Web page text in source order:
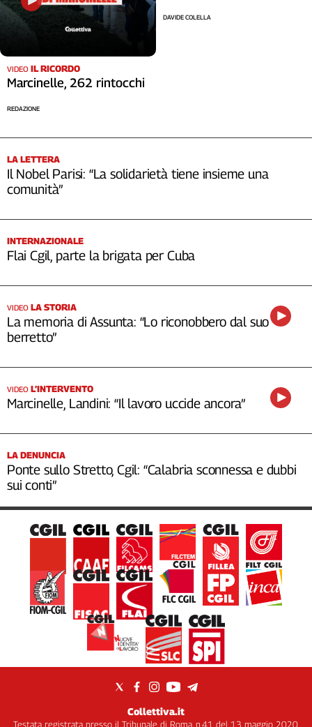
VIDEO IL RICORDO
Marcinelle, 262 rintocchi
REDAZIONE
DAVIDE COLELLA
LA LETTERA
Il Nobel Parisi: “La solidarietà tiene insieme una
comunità”
INTERNAZIONALE
Flai Cgil, parte la brigata per Cuba
VIDEO LA STORIA
La memoria di Assunta: “Lo riconobbero dal suo
berretto”
VIDEO L’INTERVENTO
Marcinelle, Landini: “Il lavoro uccide ancora”
LA DENUNCIA
Ponte sullo Stretto, Cgil: “Calabria sconnessa e dubbi
sui conti”
Collettiva.it
Testata registrata presso il Tribunale di Roma, n.41 del 13 maggio 2020.